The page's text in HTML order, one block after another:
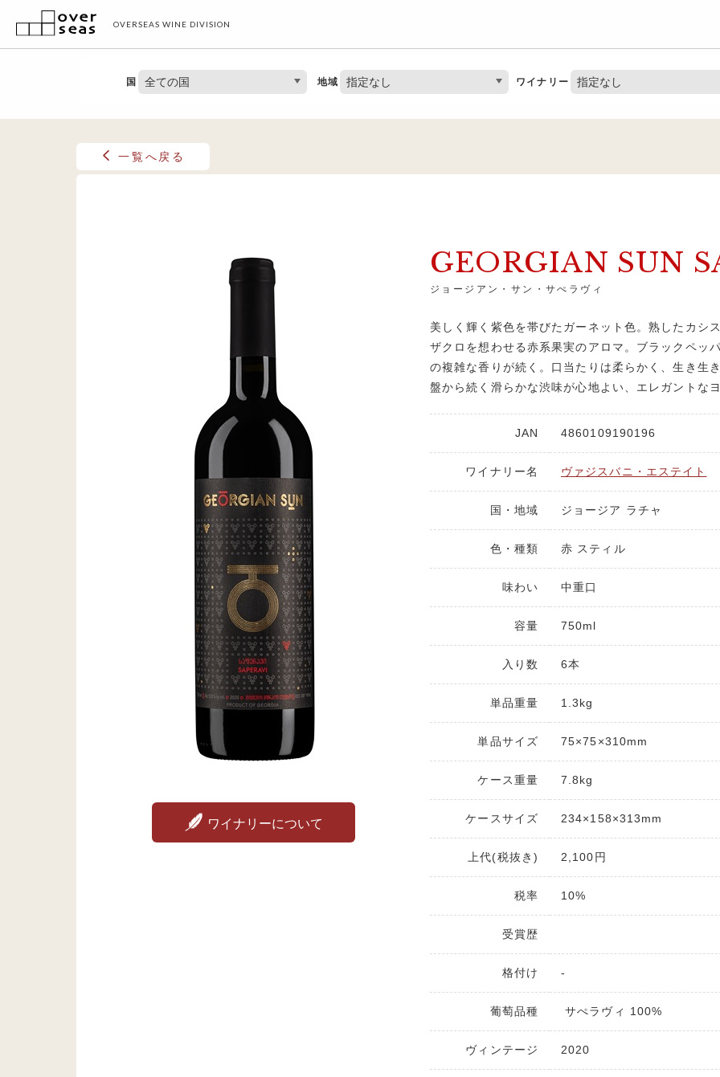
OVERSEAS WINE DIVISION
国 全ての国 地域 指定なし ワイナリー 指定なし
一覧へ戻る
ワイナリーについて
GEORGIAN SUN
ジョージアン・サン・サぺラヴィ
美しく輝く紫色を帯びたガーネット色。熟したカシ
ザクロを想わせる赤系果実のアロマ。ブラックペッ
の複雑な香りが続く。口当たりは柔らかく、生き生
盤から続く滑らかな渋味が心地よい、エレガントな
JAN 4860109190196
ワイナリー名 ヴァジスバニ・エステイト
国・地域 ジョージア ラチャ
色・種類 赤 スティル
味わい 中重口
容量 750ml
入り数 6本
単品重量 1.3kg
単品サイズ 75×75×310mm
ケース重量 7.8kg
ケースサイズ 234×158×313mm
上代(税抜き) 2,100円
税率 10%
受賞歴
格付け ‐
葡萄品種 サぺラヴィ 100%
ヴィンテージ 2020